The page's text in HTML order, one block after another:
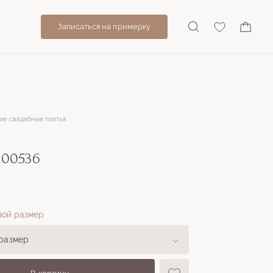
Записаться на примерку
свадебные платья
размер